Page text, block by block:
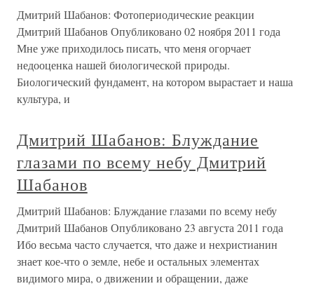
Дмитрий Шабанов: Фото­­периоди­ческие реакции
Дмитрий Шабанов Опубликовано 02 ноября 2011 года
Мне уже приходилось писать, что меня огорчает
недооценка нашей биологической природы.
Биологический фундамент, на котором вырастает и наша
культура, и
Дмитрий Шабанов: Блуждание
глазами по всему небу Дмитрий
Шабанов
Дмитрий Шабанов: Блуждание глазами по всему небу
Дмитрий Шабанов Опубликовано 23 августа 2011 года
Ибо весьма часто случается, что даже и нехристианин
знает кое-что о земле, небе и остальных элементах
видимого мира, о движении и обращении, даже